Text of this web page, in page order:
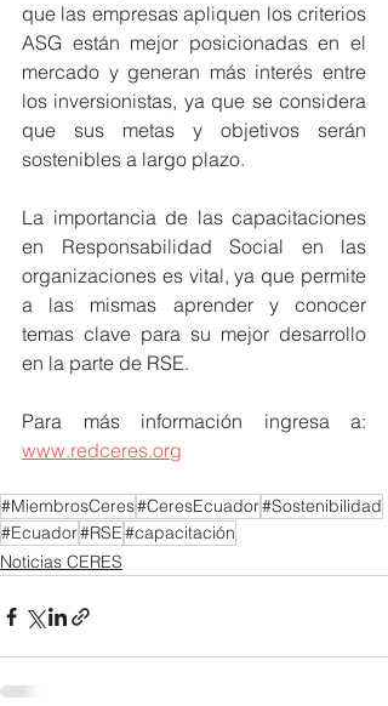
que las empresas apliquen los criterios
ASG están mejor posicionadas en el
mercado y generan más interés entre
los inversionistas, ya que se considera
que sus metas y objetivos serán
sostenibles a largo plazo.
La importancia de las capacitaciones
en Responsabilidad Social en las
organizaciones es vital, ya que permite
a las mismas aprender y conocer
temas clave para su mejor desarrollo
en la parte de RSE.
www.redceres.org
#MiembrosCeres#CeresEcuador#Sostenibilidad
#Ecuador#RSE#capacitación
Noticias CERES